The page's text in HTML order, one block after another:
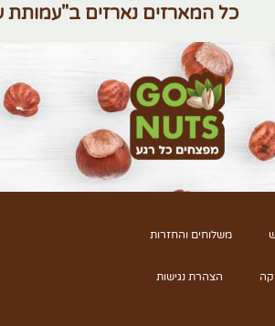
כל המארזים נארזים ב"עמותת
משלוחים והחזרות
הצהרת נגישות